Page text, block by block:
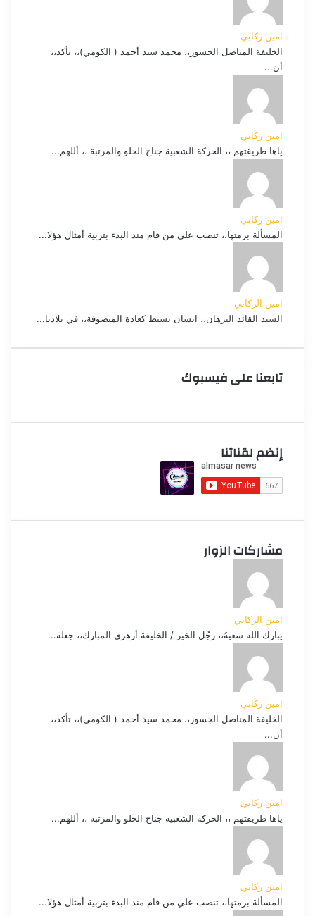
امين ركابي
الخليفة المناضل الجسور،، محمد سيد أحمد ( الكومي)،، تأكد،،
أن...
امين ركابي
ياها طريقتهم ،، الحركة الشعبية جناح الحلو والمرتبة ،، أللهم...
امين ركابي
المسألة برمتها،، تنصب علي من قام منذ البدء بتربية أمثال هؤلا...
امين الركابي
السيد القائد البرهان،، انسان بسيط كعادة المتصوفة،، في بلادنا...
تابعنا على فيسبوك
إنضم لقناتنا
مشاركات الزوار
امين الركابي
يبارك الله سعيهُ،، رجُل الخير / الخليفة أزهري المبارك،، جعله...
امين ركابي
الخليفة المناضل الجسور،، محمد سيد أحمد ( الكومي)،، تأكد،،
أن...
امين ركابي
ياها طريقتهم ،، الحركة الشعبية جناح الحلو والمرتبة ،، أللهم...
امين ركابي
المسألة برمتها،، تنصب علي من قام منذ البدء بتربية أمثال هؤلا...